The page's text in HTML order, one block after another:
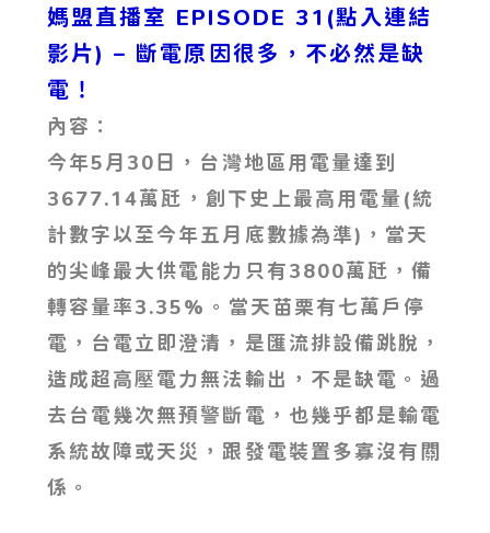
媽盟直播室 EPISODE 31(點入連結
影片)– 斷電原因很多，不必然是缺
電！
內容：
今年5月30日，台灣地區用電量達到
3677.14萬瓩，創下史上最高用電量(統
計數字以至今年五月底數據為準)，當天
的尖峰最大供電能力只有3800萬瓩，備
轉容量率3.35%。當天苗栗有七萬戶停
電，台電立即澄清，是匯流排設備跳脫，
造成超高壓電力無法輸出，不是缺電。過
去台電幾次無預警斷電，也幾乎都是輸電
系統故障或天災，跟發電裝置多寡沒有關
係。